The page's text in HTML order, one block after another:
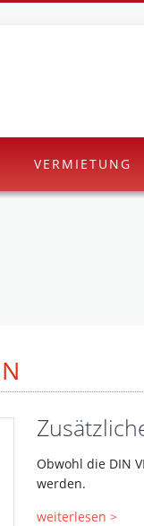
VERMIETUNG
Obwohl die DIN
werden.
weiterlesen >